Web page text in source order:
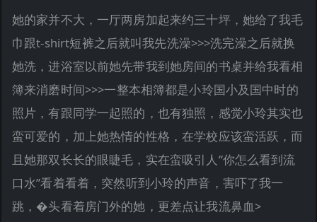
她的家并不大，一厅两房加起来约三十坪，她给了我毛
巾跟t-shirt短裤之后就叫我先洗澡>>>洗完澡之后就换
她洗，进浴室以前她先带我到她房间的书桌并给我看相
簿来消磨时间>>>一整本相簿都是小玲国小及国中时的
照片，有跟同学一起照的，也有独照，感觉小玲其实也
蛮可爱的，加上她热情的性格，在学校应该蛮活跃，而
且她那双长长的眼睫毛，实在蛮吸引人“你怎么看到流
口水”看着看着，突然听到小玲的声音，害吓了我一
跳，�头看着房门外的她，更差点让我流鼻血>